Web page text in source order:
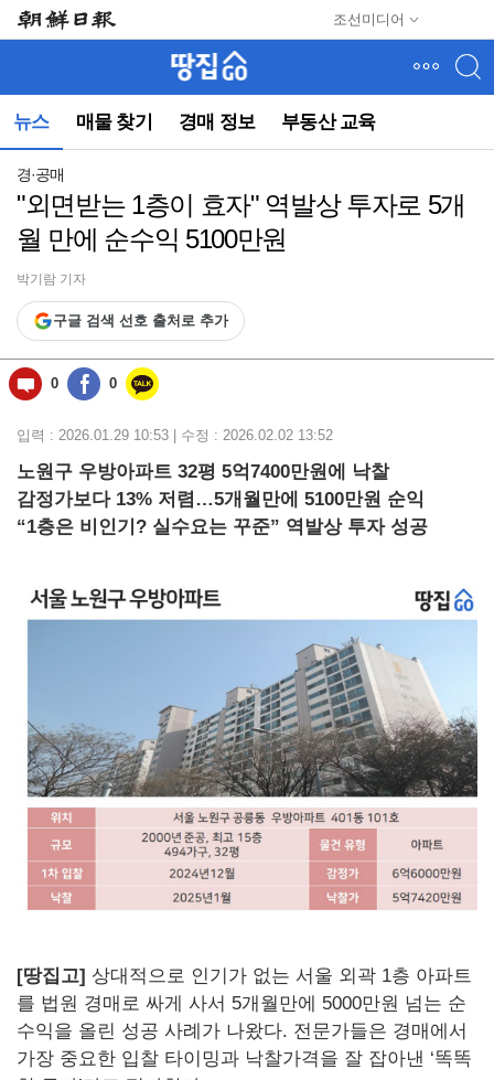
조선미디어
뉴스 매물 찾기 경매 정보 부동산 교육
뉴
(컨
동)
경·공매
"외면받는 1층이 효자" 역발상 투자로 5개
월 만에 순수익 5100만원
박기람 기자
구글 검색 선호 출처로 추가
0 0
입력 : 2026.01.29 10:53 | 수정 : 2026.02.02 13:52
노원구 우방아파트 32평 5억7400만원에 낙찰
감정가보다 13% 저렴…5개월만에 5100만원 순익
“1층은 비인기? 실수요는 꾸준” 역발상 투자 성공
[땅집고] 상대적으로 인기가 없는 서울 외곽 1층 아파트
를 법원 경매로 싸게 사서 5개월만에 5000만원 넘는 순
수익을 올린 성공 사례가 나왔다. 전문가들은 경매에서
가장 중요한 입찰 타이밍과 낙찰가격을 잘 잡아낸 ‘똑똑